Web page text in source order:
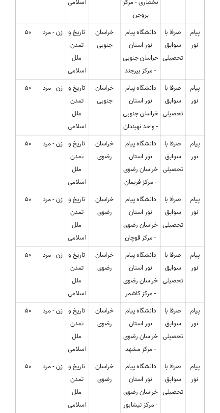
بختیاری - مرکز
بروجن
اسلامی
پیام
نور
صرفا با
سوابق
تحصیلی
دانشگاه پیام
نور استان
خراسان جنوبی
- مرکز بیرجند
خراسان
جنوبی
تاریخ و
تمدن
ملل
اسلامی
زن - مرد 50
پیام
نور
صرفا با
سوابق
تحصیلی
دانشگاه پیام
نور استان
خراسان جنوبی
- واحد نهبندان
خراسان
جنوبی
تاریخ و
تمدن
ملل
اسلامی
زن - مرد 50
پیام
نور
صرفا با
سوابق
تحصیلی
دانشگاه پیام
نور استان
خراسان رضوی
- مرکز فریمان
خراسان
رضوی
تاریخ و
تمدن
ملل
اسلامی
زن - مرد 50
پیام
نور
صرفا با
سوابق
تحصیلی
دانشگاه پیام
نور استان
خراسان رضوی
- مرکز قوچان
خراسان
رضوی
تاریخ و
تمدن
ملل
اسلامی
زن - مرد 50
پیام
نور
صرفا با
سوابق
تحصیلی
دانشگاه پیام
نور استان
خراسان رضوی
- مرکز کاشمر
خراسان
رضوی
تاریخ و
تمدن
ملل
اسلامی
زن - مرد 50
پیام
نور
صرفا با
سوابق
تحصیلی
دانشگاه پیام
نور استان
خراسان رضوی
- مرکز مشهد
خراسان
رضوی
تاریخ و
تمدن
ملل
اسلامی
زن - مرد 50
پیام
نور
صرفا با
سوابق
تحصیلی
دانشگاه پیام
نور استان
خراسان رضوی
- مرکز نیشابور
خراسان
رضوی
تاریخ و
تمدن
ملل
اسلامی
زن - مرد 50